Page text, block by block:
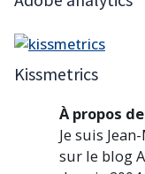
Kissmetrics
À propos
Je suis
sur le blog